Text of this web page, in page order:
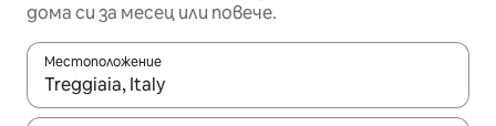
дома си за месец или повече.
Местоположение
Когато резултатите се покажат, използвайте